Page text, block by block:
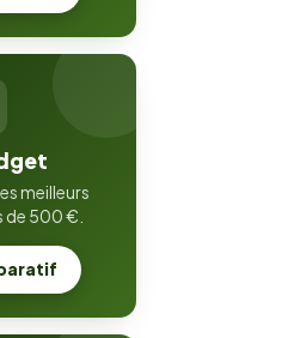
meilleurs
de 500 €.